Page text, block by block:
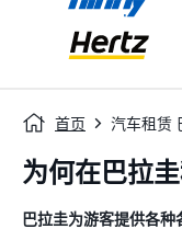
首页 汽车租赁
为何在巴拉圭
巴拉圭为游客提供各